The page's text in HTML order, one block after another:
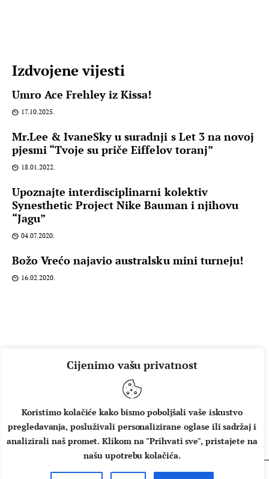
Cijenimo vašu privatnost
Koristimo kolačiće kako bismo poboljšali vaše iskustvo
pregledavanja, posluživali personalizirane oglase ili sadržaj i
analizirali naš promet. Klikom na "Prihvati sve", pristajete na
našu upotrebu kolačića.
Izdvojene vijesti
Umro Ace Frehley iz Kissa!
17.10.2025.
Mr.Lee & IvaneSky u suradnji s Let 3 na novoj
pjesmi “Tvoje su priče Eiffelov toranj”
18.01.2022.
Upoznajte interdisciplinarni kolektiv
Synesthetic Project Nike Bauman i njihovu
“Jagu”
04.07.2020.
Božo Vrećo najavio australsku mini turneju!
16.02.2020.
O NAMA IMPRESSUM UVJETI KORIŠTENJA